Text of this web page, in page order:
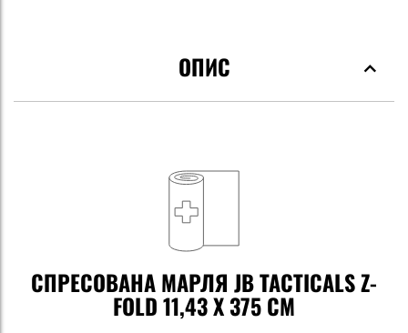
ОПИС
СПРЕСОВАНА МАРЛЯ JB TACTICALS Z-
FOLD 11,43 X 375 СМ